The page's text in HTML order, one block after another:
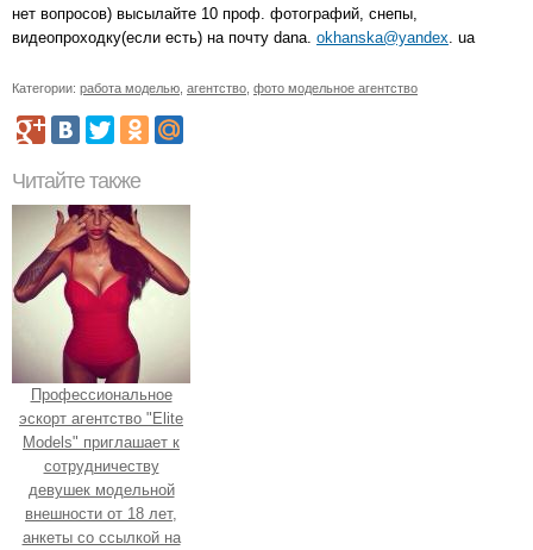
нет вопросов) высылайте 10 проф. фотографий, снепы,
видеопроходку(если есть) на почту dana. okhanska@yandex . ua
Категории: работа моделью агентство фото модельное агентство
Читайте также
Профессиональное
эскорт агентство "Elite
Models" приглашает к
сотрудничеству
девушек модельной
внешности от 18 лет,
анкеты со ссылкой на